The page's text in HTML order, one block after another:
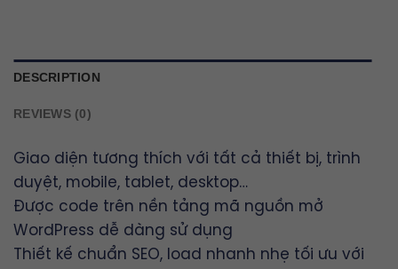
DESCRIPTION
REVIEWS (0)
Giao diện tương thích với tất cả thiết bị, trình
duyệt, mobile, tablet, desktop…
Được code trên nền tảng mã nguồn mở
WordPress dễ dàng sử dụng
Thiết kế chuẩn SEO, load nhanh nhẹ tối ưu với